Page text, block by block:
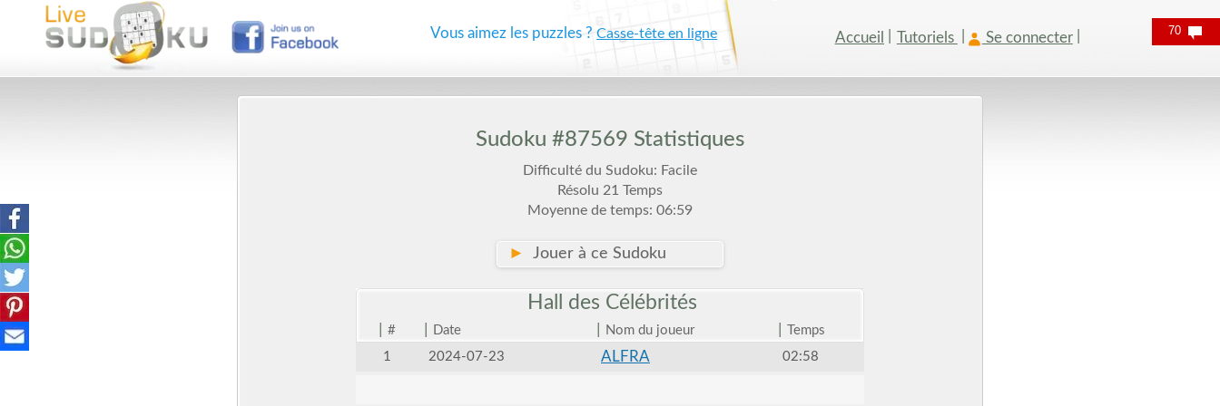
Vous aimez les puzzles ?Casse-tête en ligne Accueil Tutoriels Se connecter
Sudoku #87569 Statistiques
Difficulté du Sudoku: Facile
Résolu 21 Temps
Moyenne de temps: 06:59
► Jouer à ce Sudoku
Hall des Célébrités
# Date Nom du joueur
Temps
1
2024-07-23 ALFRA 02:58
70